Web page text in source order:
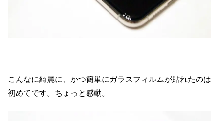
こんなに綺麗に、かつ簡単にガラスフィルムが貼れたのは
初めてです。ちょっと感動。